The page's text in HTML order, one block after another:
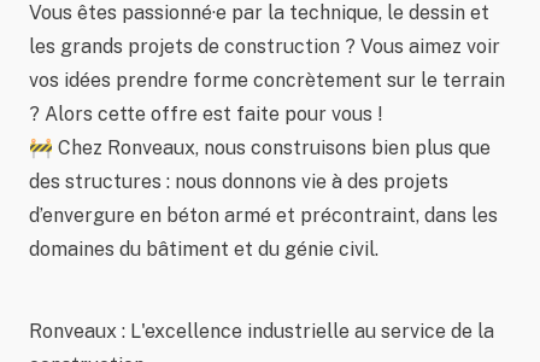
Vous êtes passionné·e par la technique, le dessin et
les grands projets de construction ? Vous aimez voir
vos idées prendre forme concrètement sur le terrain
? Alors cette offre est faite pour vous !
🚧 Chez Ronveaux, nous construisons bien plus que
des structures : nous donnons vie à des projets
d’envergure en béton armé et précontraint, dans les
domaines du bâtiment et du génie civil.
Ronveaux : L'excellence industrielle au service de la